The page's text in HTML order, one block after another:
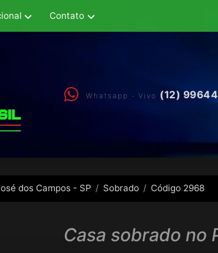
Contato
Whatsapp - Vivo (12)
dos Campos - SP Sobrado Código 2968
Casa sobrado no